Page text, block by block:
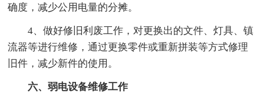
确度，减少公用电量的分摊。
4、做好修旧利废工作，对更换出的文件、灯具、镇
流器等进行维修，通过更换零件或重新拼装等方式修理
旧件，减少新件的使用。
六、弱电设备维修工作